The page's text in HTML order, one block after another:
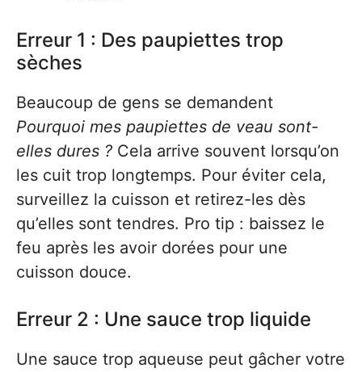
Erreur 1 : Des paupiettes trop
sèches
Beaucoup de gens se demandent
Pourquoi mes paupiettes de veau sont-
elles dures ? Cela arrive souvent lorsqu’on
les cuit trop longtemps. Pour éviter cela,
surveillez la cuisson et retirez-les dès
qu’elles sont tendres. Pro tip : baissez le
feu après les avoir dorées pour une
cuisson douce.
Erreur 2 : Une sauce trop liquide
Une sauce trop aqueuse peut gâcher votre